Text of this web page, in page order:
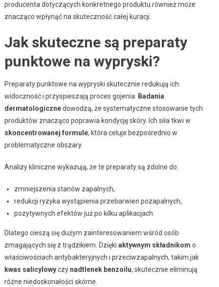
producenta dotyczących konkretnego produktu również może
znacząco wpłynąć na skuteczność całej kuracji.
Jak skuteczne są preparaty
punktowe na wypryski?
Preparaty punktowe na wypryski skutecznie redukują ich
widoczność i przyspieszają proces gojenia.
Badania
dermatologicznedowodzą, że systematyczne stosowanie tych
produktów znacząco poprawia kondycję skóry. Ich siła tkwi w
skoncentrowanej formule, która celuje bezpośrednio w
problematyczne obszary.
Analizy kliniczne wykazują, że te preparaty są zdolne do:
zmniejszenia stanów zapalnych,
redukcji ryzyka wystąpienia przebarwień pozapalnych,
pozytywnych efektów już po kilku aplikacjach.
Dlatego cieszą się dużym zainteresowaniem wśród osób
zmagających się z trądzikiem. Dzięki aktywnym składnikom o
właściwościach antybakteryjnych i przeciwzapalnych, takim jak
kwas salicylowyczy nadtlenek benzoilu, skutecznie eliminują
różne niedoskonałości skórne.